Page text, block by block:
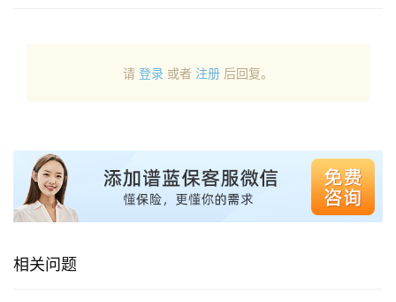
请 登录 或者 注册 后回复。
相关问题